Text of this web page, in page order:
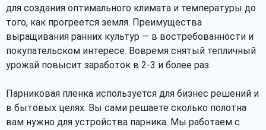
для создания оптимального климата и температуры до
того, как прогреется земля. Преимущества
выращивания ранних культур — в востребованности и
покупательском интересе. Вовремя снятый тепличный
урожай повысит заработок в 2-3 и более раз.
Парниковая пленка используется для бизнес решений и
в бытовых целях. Вы сами решаете сколько полотна
вам нужно для устройства парника. Мы работаем с